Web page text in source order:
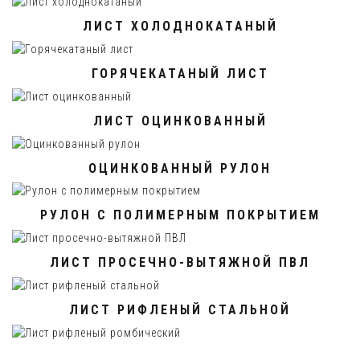
ЛИСТ ХОЛОДНОКАТАНЫЙ
ГОРЯЧЕКАТАНЫЙ ЛИСТ
ЛИСТ ОЦИНКОВАННЫЙ
ОЦИНКОВАННЫЙ РУЛОН
РУЛОН С ПОЛИМЕРНЫМ ПОКРЫТИЕМ
ЛИСТ ПРОСЕЧНО-ВЫТЯЖНОЙ ПВЛ
ЛИСТ РИФЛЕНЫЙ СТАЛЬНОЙ